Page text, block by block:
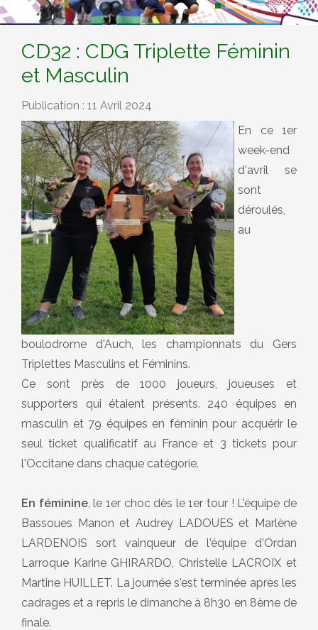
CD32 : CDG Triplette Féminin
et Masculin
Publication : 11 Avril 2024
En ce 1er
week-end
d'avril se
sont
déroulés,
au
boulodrome d'Auch, les championnats du Gers
Triplettes Masculins et Féminins.
Ce sont près de 1000 joueurs, joueuses et
supporters qui étaient présents. 240 équipes en
masculin et 79 équipes en féminin pour acquérir le
seul ticket qualificatif au France et 3 tickets pour
l'Occitane dans chaque catégorie.
En féminine, le 1er choc dès le 1er tour ! L'équipe de
Bassoues Manon et Audrey LADOUES et Marlène
LARDENOIS sort vainqueur de l'équipe d'Ordan
Larroque Karine GHIRARDO, Christelle LACROIX et
Martine HUILLET. La journée s'est terminée après les
cadrages et a repris le dimanche à 8h30 en 8ème de
finale.